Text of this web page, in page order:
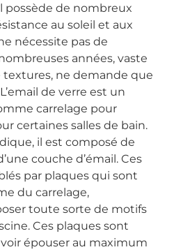
possède de nombreux
au soleil et aux
nécessite pas de
années, vaste
textures, ne demande que
de verre est un
carrelage pour
certaines salles de bain.
il est composé de
couche d’émail. Ces
par plaques qui sont
du carrelage,
toute sorte de motifs
Ces plaques sont
épouser au maximum